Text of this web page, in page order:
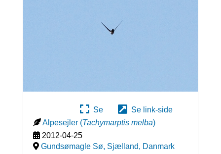
Se
Se link-side
Alpesejler (Tachymarptis melba)
2012-04-25
Gundsømagle Sø, Sjælland, Danmark